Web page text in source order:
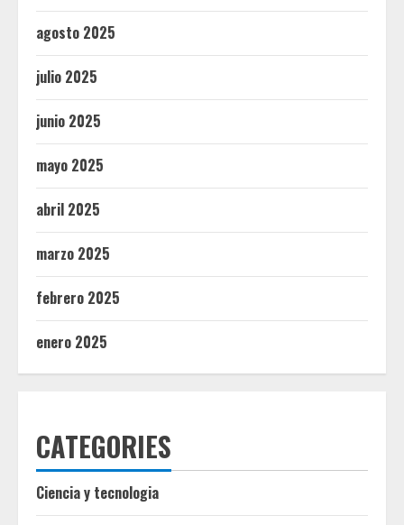
agosto 2025
julio 2025
junio 2025
mayo 2025
abril 2025
marzo 2025
febrero 2025
enero 2025
CATEGORIES
Ciencia y tecnologia